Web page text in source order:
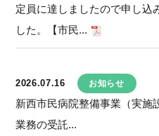
定員に達しましたので申し込
した。【市民...
2026.07.16 お知らせ
新西市民病院整備事業（実施
業務の受託...